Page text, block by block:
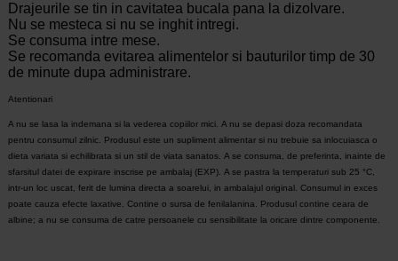
Drajeurile se tin in cavitatea bucala pana la dizolvare.
Nu se mesteca si nu se inghit intregi.
Se consuma intre mese.
Se recomanda evitarea alimentelor si bauturilor timp de 30
de minute dupa administrare.
Atentionari
A nu se lasa la indemana si la vederea copiilor mici. A nu se depasi doza recomandata
pentru consumul zilnic. Produsul este un supliment alimentar si nu trebuie sa inlocuiasca o
dieta variata si echilibrata si un stil de viata sanatos. A se consuma, de preferinta, inainte de
sfarsitul datei de expirare inscrise pe ambalaj (EXP). A se pastra la temperaturi sub 25 °C,
intr-un loc uscat, ferit de lumina directa a soarelui, in ambalajul original. Consumul in exces
poate cauza efecte laxative. Contine o sursa de fenilalanina. Produsul contine ceara de
albine; a nu se consuma de catre persoanele cu sensibilitate la oricare dintre componente.